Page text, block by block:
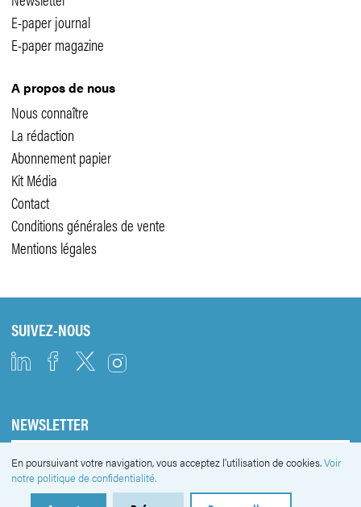
Accès Rapide
Newsletter
E-paper magazine
A propos de nous
Nous connaître
La rédaction
Abonnement papier
Kit Média
Contact
Mentions légales
NEWSLETTER
En poursuivant votre navigation, vous acceptez l'utilisation de cookies.Voir
notre politique de confidentialité.